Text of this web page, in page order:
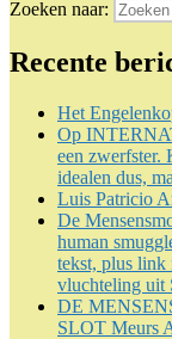
Zoeken naar:
Recente
Het
Op
een zwerfster.
idealen dus,
Luis Patricio
De
human
tekst, plus link
vluchteling uit
DE
SLOT Meurs